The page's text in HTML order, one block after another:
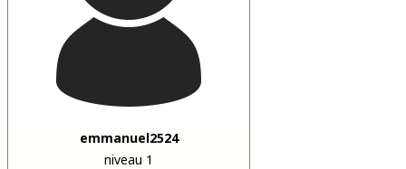
emmanuel2524
niveau 1